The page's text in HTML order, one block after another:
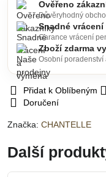
Přidat k Oblíbeným
Doručení
Značka: CHANTELLE
Ověřeno
Důvěryhodný
Snadné vrácení
Garance vrácení
Zboží zdarma
Osobní
Další